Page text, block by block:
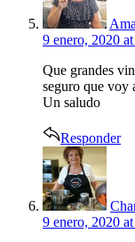
9 enero, 2020
Que grandes
seguro que voy
Un saludo
Responder
says:
9 enero, 2020